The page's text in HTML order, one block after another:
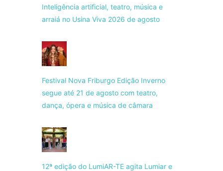
Inteligência artificial, teatro, música e
arraiá no Usina Viva 2026 de agosto
Festival Nova Friburgo Edição Inverno
segue até 21 de agosto com teatro,
dança, ópera e música de câmara
12ª edição do LumiAR-TE agita Lumiar e